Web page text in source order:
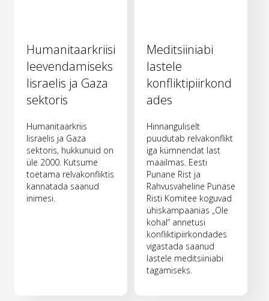
Humanitaarkriisi
leevendamiseks
Iisraelis ja Gaza
sektoris
Humanitaarkriis
Iisraelis ja Gaza
sektoris, hukkunuid on
üle 2000. Kutsume
toetama relvakonfliktis
kannatada saanud
inimesi.
Meditsiiniabi
lastele
konfliktipiirkond
ades
Hinnanguliselt
puudutab relvakonflikt
iga kümnendat last
maailmas. Eesti
Punane Rist ja
Rahvusvaheline Punase
Risti Komitee koguvad
ühiskampaanias „Ole
kohal“ annetusi
konfliktipiirkondades
vigastada saanud
lastele meditsiiniabi
tagamiseks.